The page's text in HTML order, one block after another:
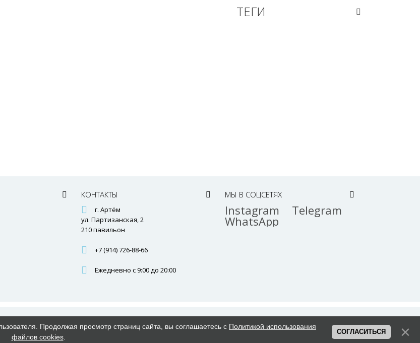
ТЕГИ
КОНТАКТЫ
г. Артём
ул. Партизанская, 2
210 павильон
+7 (914) 726-88-66
Ежедневно с 9:00 до 20:00
МЫ В СОЦСЕТЯХ
Instagram Telegram
WhatsApp
Продолжая просмотр страниц сайта, вы соглашаетесь с Политикой использования
файлов cookies.
СОГЛАСИТЬСЯ